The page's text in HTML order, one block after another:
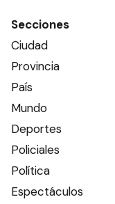
Secciones
Ciudad
Provincia
País
Mundo
Deportes
Policiales
Política
Espectáculos